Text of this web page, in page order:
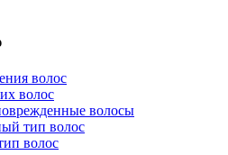
волос
волос
волосы
тип волос
волос